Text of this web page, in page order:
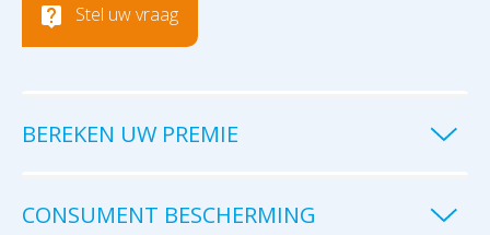
Stel uw vraag
BEREKEN UW PREMIE
CONSUMENT BESCHERMING